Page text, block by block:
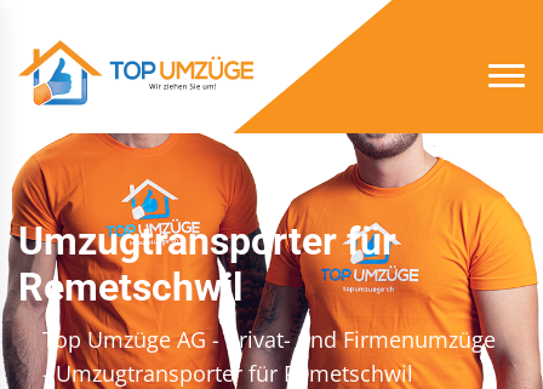
Umzugtransporter für
Remetschwil
Top Umzüge AG - Privat- und Firmenumzüge
- Umzugtransporter für Remetschwil